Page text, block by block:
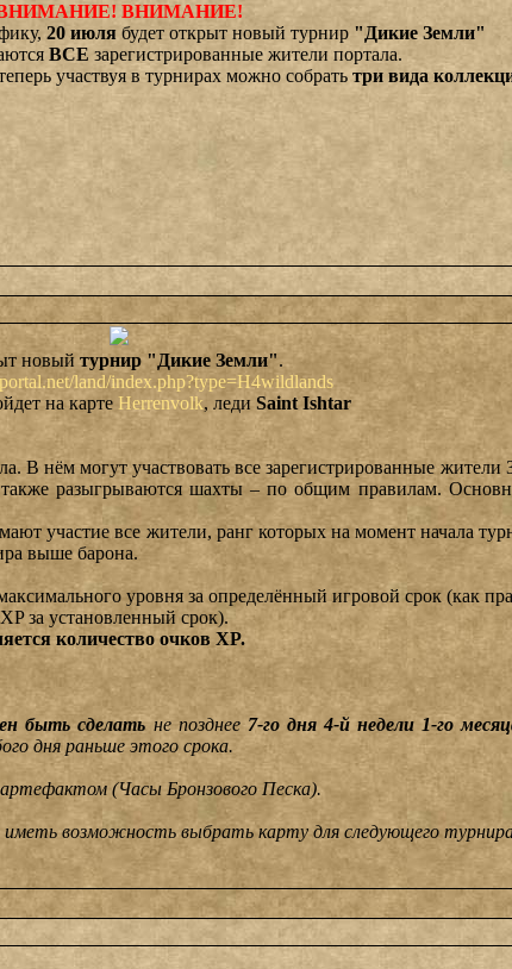
ВНИМАНИЕ!
20 июля будет открыт новый турнир "Дикие Земли"
ВСЕ зарегистрированные жители портала.
участвуя в турнирах можно собрать три вида
новый турнир "Дикие Земли".
land/index.php?type=H4wildlands
на карте Herrenvolk, леди Saint Ishtar
В нём могут участвовать все зарегистрированные жители
разыгрываются шахты – по общим правилам.
участие все жители, ранг которых на момент начала
выше барона.
уровня за определённый игровой срок (как
за установленный срок).
количество очков XP.
быть сделатьне позднее7-го дня 4-й недели 1-го
дня раньше этого срока.
(Часы Бронзового Песка).
возможность выбрать карту для следующего